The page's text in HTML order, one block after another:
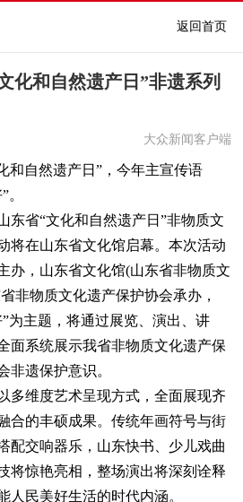
返回首页
化和自然遗产日”非遗系列
大众新闻客户端
自然遗产日”，今年主宣传语
。
省“文化和自然遗产日”非物质文
将在山东省文化馆启幕。本次活动
办，山东省文化馆(山东省非物质文
非物质文化遗产保护协会承办，
为主题，将通过展览、演出、讲
面系统展示我省非物质文化遗产保
非遗保护意识。
维度艺术呈现方式，全面展现齐
合的丰硕成果。传统年画符号与街
配交响器乐，山东快书、少儿戏曲
将惊艳亮相，整场演出将深刻诠释
人民美好生活的时代内涵。